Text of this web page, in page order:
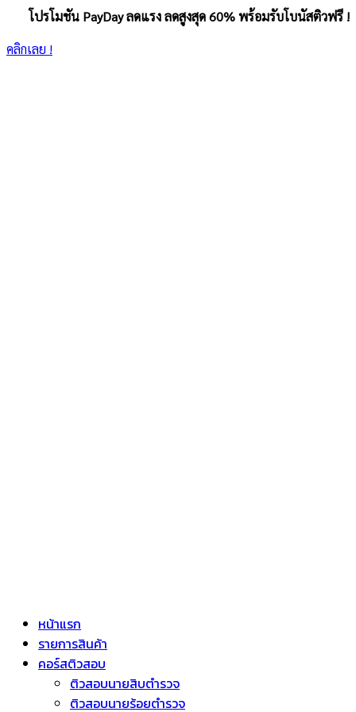
โปรโมชัน PayDay ลดแรง ลดสูงสุด 60% พร้อมรับโบนัสติวฟรี !
คลิกเลย !
หน้าแรก
รายการสินค้า
คอร์สติวสอบ
ติวสอบนายสิบตำรวจ
ติวสอบนายร้อยตำรวจ